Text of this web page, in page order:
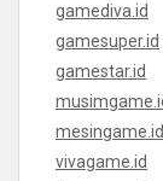
gamediva.id
gamesuper.id
gamestar.id
mesingame.id
vivagame.id